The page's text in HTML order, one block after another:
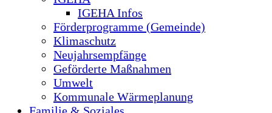
IGEHA Infos
Förderprogramme (Gemeinde)
Klimaschutz
Neujahrsempfänge
Geförderte Maßnahmen
Umwelt
Kommunale Wärmeplanung